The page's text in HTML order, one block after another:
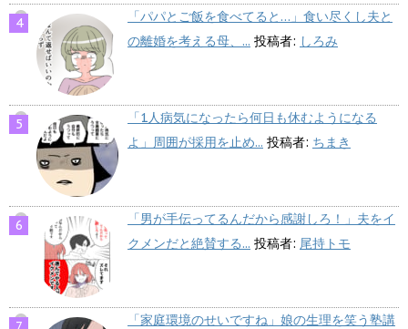
「パパとご飯を食べてると…」食い尽くし夫と
の離婚を考える母、... 投稿者: しろみ
「1人病気になったら何日も休むようになる
よ」周囲が採用を止め... 投稿者: ちまき
「男が手伝ってるんだから感謝しろ！」夫をイ
クメンだと絶賛する... 投稿者: 尾持トモ
「家庭環境のせいですね」娘の生理を笑う塾講